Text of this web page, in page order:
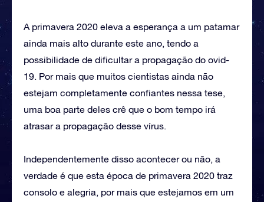
A primavera 2020 eleva a esperança a um patamar
ainda mais alto durante este ano, tendo a
possibilidade de dificultar a propagação do ovid-
19. Por mais que muitos cientistas ainda não
estejam completamente confiantes nessa tese,
uma boa parte deles crê que o bom tempo irá
atrasar a propagação desse vírus.
Independentemente disso acontecer ou não, a
verdade é que esta época de primavera 2020 traz
consolo e alegria, por mais que estejamos em um